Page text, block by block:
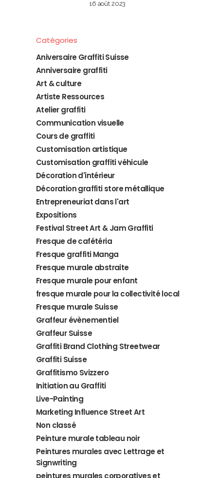
16 août 2023
Catégories
Aniversaire Graffiti Suisse
Anniversaire graffiti
Art & culture
Artiste Ressources
Atelier graffiti
Communication visuelle
Cours de graffiti
Customisation artistique
Customisation graffiti véhicule
Décoration d'intérieur
Décoration graffiti store métallique
Entrepreneuriat dans l'art
Expositions
Festival Street Art & Jam Graffiti
Fresque de cafétéria
Fresque graffiti Manga
Fresque murale abstraite
Fresque murale pour enfant
fresque murale pour la collectivité local
Fresque murale Suisse
Graffeur évènementiel
Graffeur Suisse
Graffiti Brand Clothing Streetwear
Graffiti Suisse
Graffitismo Svizzero
Initiation au Graffiti
Live-Painting
Marketing Influence Street Art
Non classé
Peinture murale tableau noir
Peintures murales avec Lettrage et
Signwriting